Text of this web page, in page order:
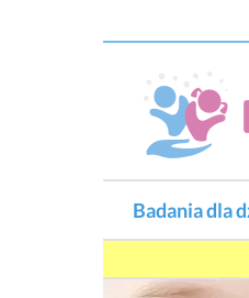
Badania dla